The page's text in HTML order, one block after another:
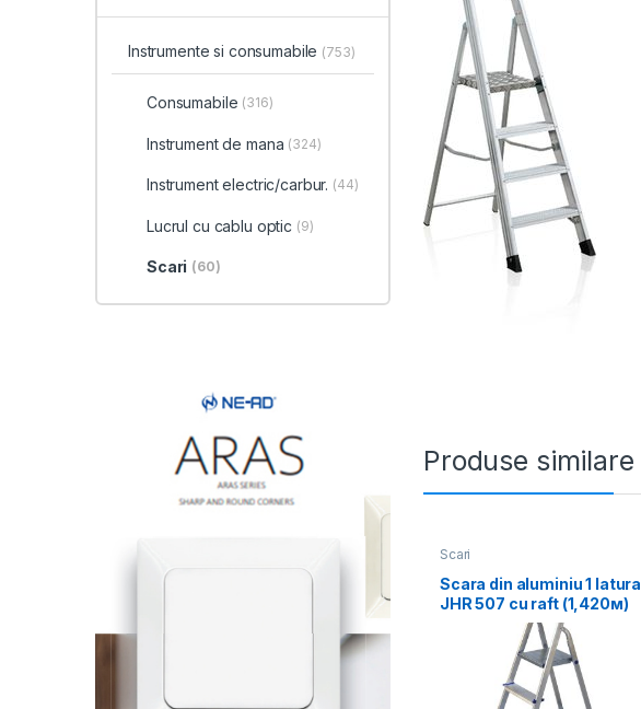
Produse similare
Scari
Scara din aluminiu 1 latura
JHR 507 cu raft (1,420м)
Instrumente si consumabile (753)
Consumabile (316)
Instrument de mana (324)
Instrument electric/carbur. (44)
Lucrul cu cablu optic (9)
Scari (60)